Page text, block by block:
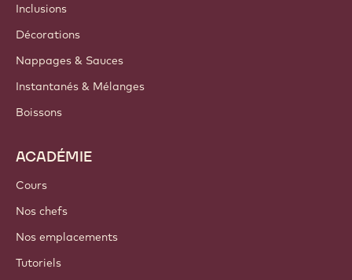
Inclusions
Décorations
Nappages & Sauces
Instantanés & Mélanges
Boissons
ACADÉMIE
Cours
Nos chefs
Nos emplacements
Tutoriels